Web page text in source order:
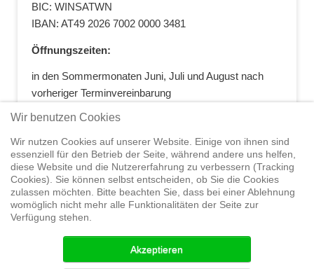
BIC: WINSATWN
IBAN: AT49 2026 7002 0000 3481
Öffnungszeiten:
in den Sommermonaten Juni, Juli und August nach
vorheriger Terminvereinbarung
Home Shop Trainings Segeltörns Service
Elvstrøm
Sails Yachthandel Sicherheit auf
Wir benutzen Cookies
Wir nutzen Cookies auf unserer Website. Einige von ihnen sind
essenziell für den Betrieb der Seite, während andere uns helfen,
diese Website und die Nutzererfahrung zu verbessern (Tracking
Cookies). Sie können selbst entscheiden, ob Sie die Cookies
zulassen möchten. Bitte beachten Sie, dass bei einer Ablehnung
womöglich nicht mehr alle Funktionalitäten der Seite zur
Verfügung stehen.
Akzeptieren